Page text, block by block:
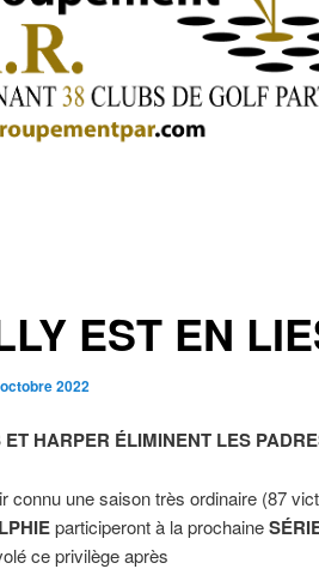
EST EN
2022
ET HARPER ÉLIMINENT LES
connu une saison très ordinaire (87
participeront à la prochaine
ce privilège après